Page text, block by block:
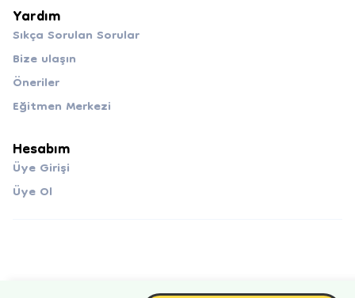
Yardım
Sıkça Sorulan Sorular
Bize ulaşın
Öneriler
Eğitmen Merkezi
Hesabım
Üye Girişi
Üye Ol